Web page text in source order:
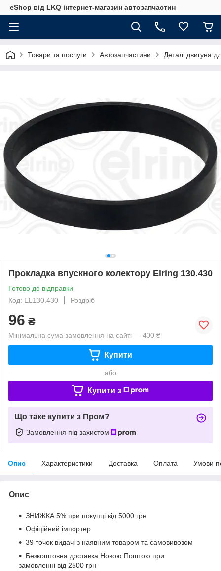
eShop від LKQ інтернет-магазин автозапчастин
Товари та послуги Автозапчастини Деталі двигуна
Прокладка впускного колектору Elring 130.430
Готово до відправки
Код: EL130.430
Роздріб
96 ₴
Мінімальна сума замовлення на сайті — 400 ₴
Купити
або
Купити з
Що таке купити з Пром?
Замовлення під захистом
Опис Характеристики Доставка Оплата Умови
Опис
ЗНИЖКА 5% при покупці від 5000 грн
Офіційний імпортер
39 точок видачі з наявним товаром та самовивозом
Безкоштовна доставка Новою Поштою при
замовленні від 2500 грн